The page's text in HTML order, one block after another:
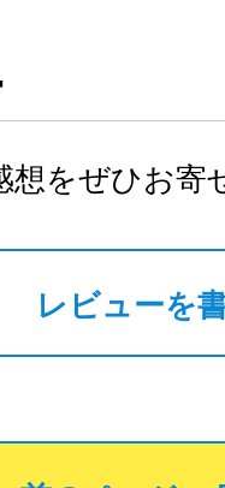
想をぜひお寄
レビューを